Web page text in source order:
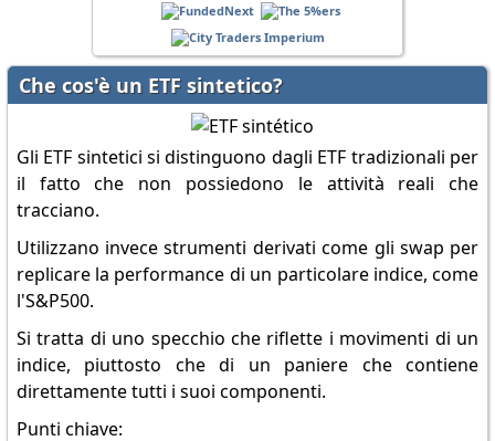
Che cos'è un ETF sintetico?
Gli ETF sintetici si distinguono dagli ETF tradizionali per
il fatto che non possiedono le attività reali che
tracciano.
Utilizzano invece strumenti derivati come gli swap per
replicare la performance di un particolare indice, come
l'S&P500.
Si tratta di uno specchio che riflette i movimenti di un
indice, piuttosto che di un paniere che contiene
direttamente tutti i suoi componenti.
Punti chiave: